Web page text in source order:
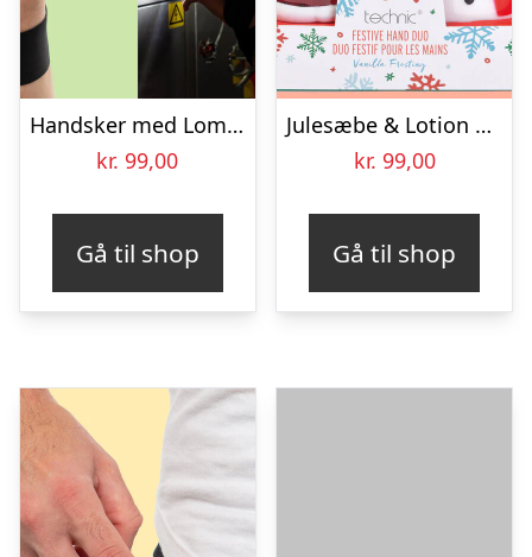
Handsker med Lommelygte – Wibbri
kr. 99,00
Gå til shop
Julesæbe & Lotion Gavesæt
kr. 99,00
Gå til shop